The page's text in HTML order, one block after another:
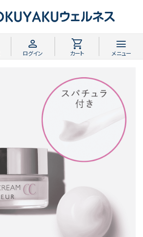
person
ログイン
shopping_cart
カート
menu
メニュー